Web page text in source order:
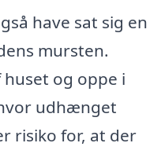
have sat sig en
mursten.
og oppe i
udhænget
risiko for, at der